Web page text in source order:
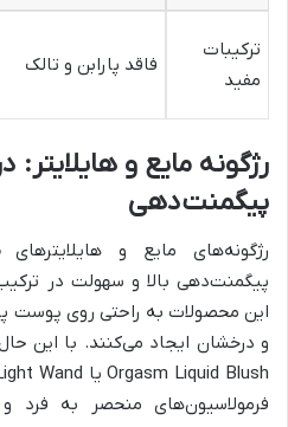
ترکیبات
مفید
فاقد پارابن و تالک
رژگونه مایع و
پیگمنت‌دهی
رژگونه‌های مایع و هایلایترهای
پیگمنت‌دهی بالا و سهولت در
این محصولات به راحتی روی
فرمولاسیون‌های منحصر به